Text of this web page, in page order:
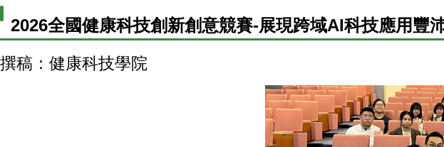
2026全國健康科技創新創意競賽-展現跨域AI科技應用豐
撰稿：健康科技學院